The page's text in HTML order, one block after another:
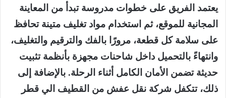
يعتمد الفريق على خطوات مدروسة تبدأ من المعاينة
المجانية للموقع، ثم استخدام مواد تغليف متينة تحافظ
على سلامة كل قطعة، مرورًا بالفك والترقيم والتغليف،
وانتهاءً بالتحميل داخل شاحنات مجهزة بأنظمة تثبيت
حديثة تضمن الأمان الكامل أثناء الرحلة. بالإضافة إلى
ذلك، تتكفل شركة نقل عفش من القطيف الي قطر